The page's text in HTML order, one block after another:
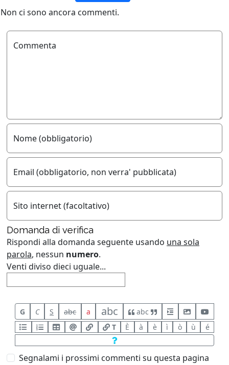
Non ci sono ancora commenti.
Commenta
Nome (obbligatorio)
Email (obbligatorio, non verra' pubblicata)
Sito internet (facoltativo)
Domanda di verifica
Rispondi alla domanda seguente usando una sola
parola, nessun numero.
Venti diviso dieci uguale...
G C S abc a abc
abc
T
È à è ì ò ù é
Segnalami i prossimi commenti su questa pagina